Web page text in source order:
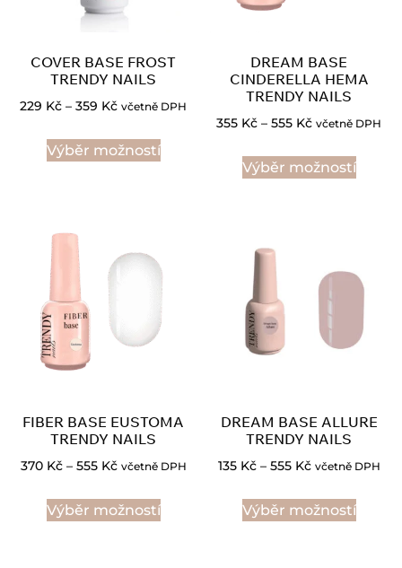
COVER BASE FROST
TRENDY NAILS
229 Kč – 359 Kč včetně DPH
Výběr možností
DREAM BASE
CINDERELLA HEMA
TRENDY NAILS
355 Kč – 555 Kč včetně DPH
Výběr možností
FIBER BASE EUSTOMA
TRENDY NAILS
370 Kč – 555 Kč včetně DPH
Výběr možností
DREAM BASE ALLURE
TRENDY NAILS
135 Kč – 555 Kč včetně DPH
Výběr možností